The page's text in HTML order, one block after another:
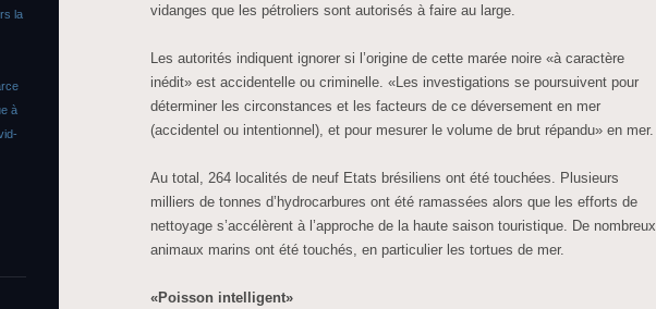
vidanges que les pétroliers sont autorisés à faire au large.
Les autorités indiquent ignorer si l’origine de cette marée noire «à caractère
inédit» est accidentelle ou criminelle. «Les investigations se poursuivent pour
déterminer les circonstances et les facteurs de ce déversement en mer
(accidentel ou intentionnel), et pour mesurer le volume de brut répandu» en mer.
Au total, 264 localités de neuf Etats brésiliens ont été touchées. Plusieurs
milliers de tonnes d’hydrocarbures ont été ramassées alors que les efforts de
nettoyage s’accélèrent à l’approche de la haute saison touristique. De nombreux
animaux marins ont été touchés, en particulier les tortues de mer.
«Poisson intelligent»
la
à